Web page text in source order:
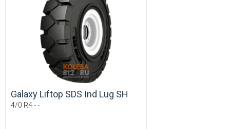
Galaxy Liftop SDS Ind Lug SH
4/0 R4 - -